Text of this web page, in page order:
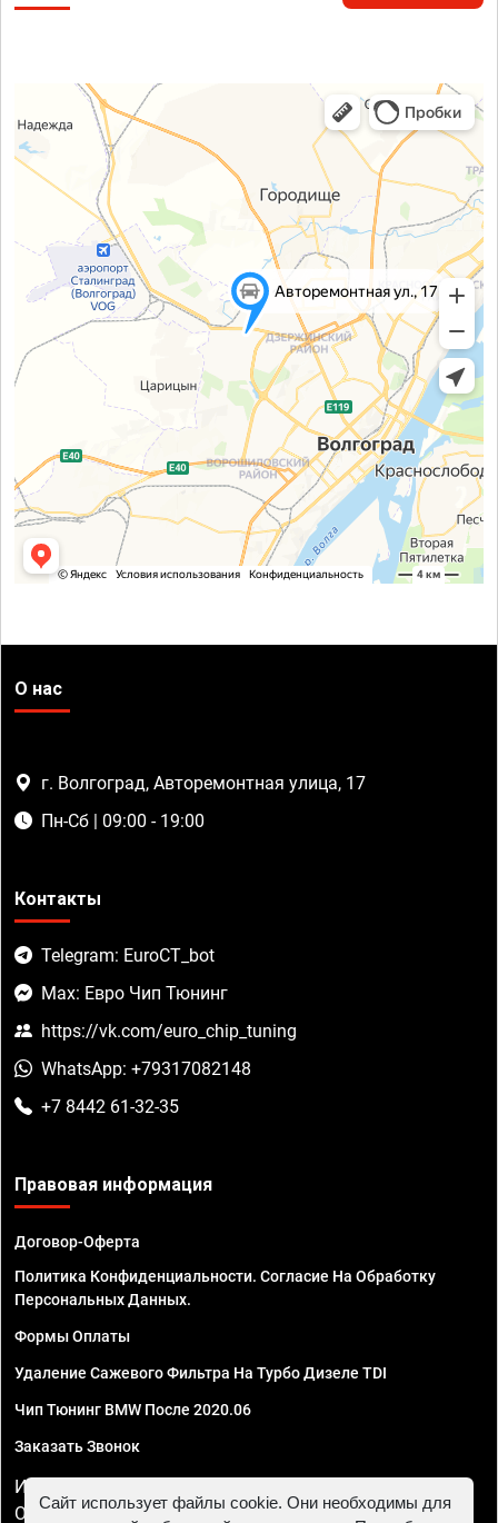
О нас
г. Волгоград, Авторемонтная улица, 17
Пн-Сб | 09:00 - 19:00
Контакты
Telegram: EuroCT_bot
Max: Евро Чип Тюнинг
https://vk.com/euro_chip_tuning
WhatsApp: +79317082148
+7 8442 61-32-35
Правовая информация
Договор-Оферта
Политика Конфиденциальности. Согласие На Обработку
Персональных Данных.
Формы Оплаты
Удаление Сажевого Фильтра На Турбо Дизеле TDI
Чип Тюнинг BMW После 2020.06
Заказать Звонок
ИП Смирнов Георгий Павлович. ИНН 781302555843,
ОГРНИП 324470400032610
Сайт использует файлы cookie. Они необходимы для